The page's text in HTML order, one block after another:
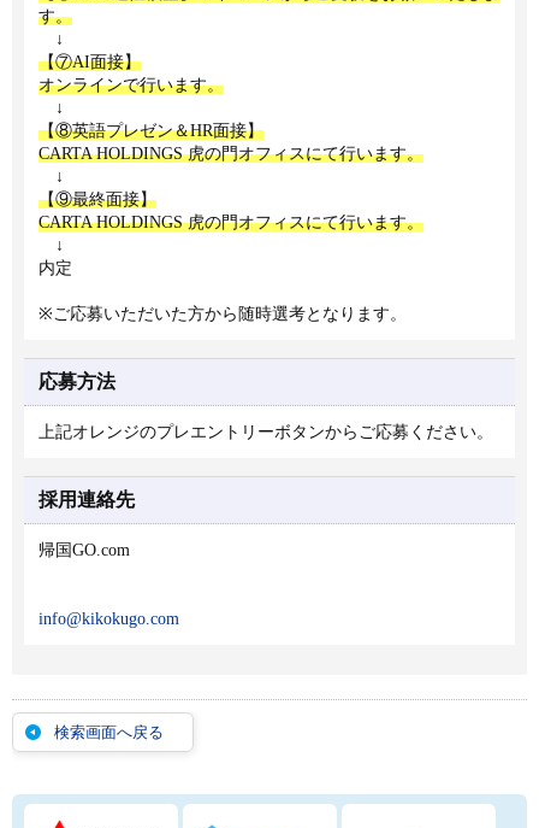
す。
↓
【⑦AI面接】
オンラインで行います。
↓
【⑧英語プレゼン＆HR面接】
CARTA HOLDINGS 虎の門オフィスにて行います。
↓
【⑨最終面接】
CARTA HOLDINGS 虎の門オフィスにて行います。
↓
内定
※ご応募いただいた方から随時選考となります。
応募方法
上記オレンジのプレエントリーボタンからご応募ください。
採用連絡先
帰国GO.com
info@kikokugo.com
検索画面へ戻る